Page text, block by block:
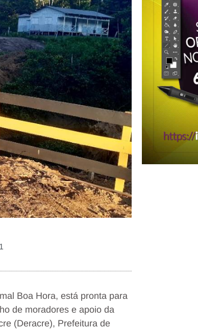
Boa Hora, está pronta para
de moradores e apoio da
(Deracre), Prefeitura de